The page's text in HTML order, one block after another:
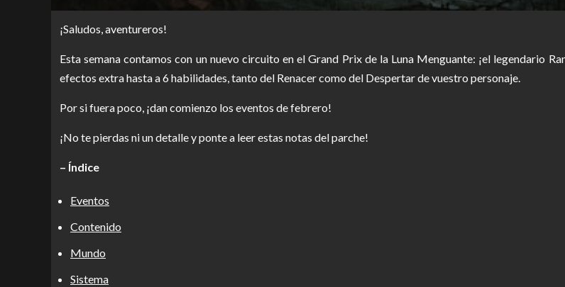
¡Saludos, aventureros!
Esta semana contamos con un nuevo circuito en el Grand Prix de la Luna Menguante: ¡el legendario
efectos extra hasta a 6 habilidades, tanto del Renacer como del Despertar de vuestro personaje.
Por si fuera poco, ¡dan comienzo los eventos de febrero!
¡No te pierdas ni un detalle y ponte a leer estas notas del parche!
– Índice
Eventos
Contenido
Mundo
Sistema